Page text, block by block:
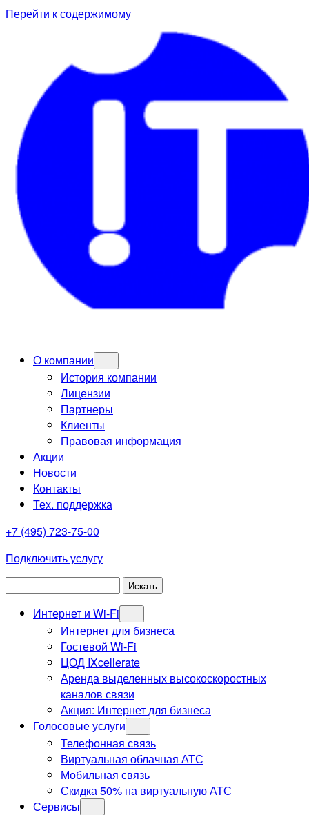
Перейти к содержимому
О компании
История компании
Лицензии
Партнеры
Клиенты
Правовая информация
Акции
Новости
Контакты
Тех. поддержка
+7 (495) 723-75-00
Подключить услугу
Интернет и Wi-Fi
Интернет для бизнеса
Гостевой Wi-Fi
ЦОД IXcellerate
Аренда выделенных высокоскоростных
каналов связи
Акция: Интернет для бизнеса
Голосовые услуги
Телефонная связь
Виртуальная облачная АТС
Мобильная связь
Скидка 50% на виртуальную АТС
Сервисы